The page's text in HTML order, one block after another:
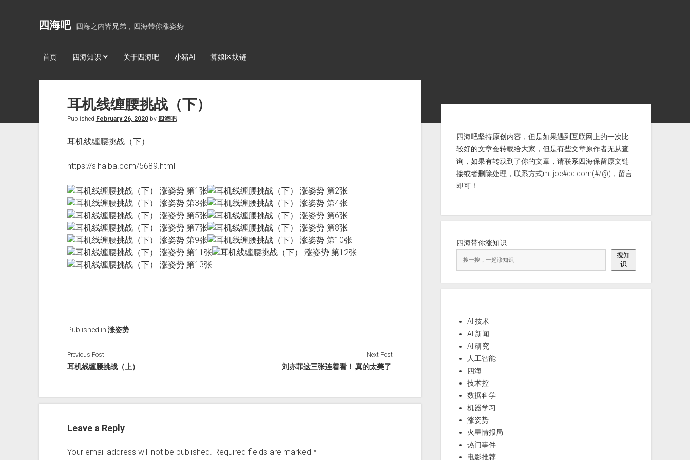
四海吧 四海之内皆兄弟，四海带你涨姿势
首页 四海知识 关于四海吧 小猪AI 算娘区块链
耳机线缠腰挑战（下）
Published February 26, 2020by 四海吧
耳机线缠腰挑战（下）
https://sihaiba.com/5689.html
Published in 涨姿势
Previous Post
耳机线缠腰挑战（上）
Next Post
刘亦菲这三张连着看！ 真的太美了 ​​​​
Leave a Reply
Your email address will not be published. Required fields are marked *
四海吧坚持原创内容，但是如果遇到互联网上的一次比
较好的文章会转载给大家，但是有些文章原作者无从查
询，如果有转载到了你的文章，请联系四海保留原文链
接或者删除处理，联系方式mt.joe#qq.com(#/@)，留言
即可！
四海带你涨知识
搜知
识
AI 技术
AI 新闻
AI 研究
人工智能
四海
技术控
数据科学
机器学习
涨姿势
火星情报局
热门事件
电影推荐